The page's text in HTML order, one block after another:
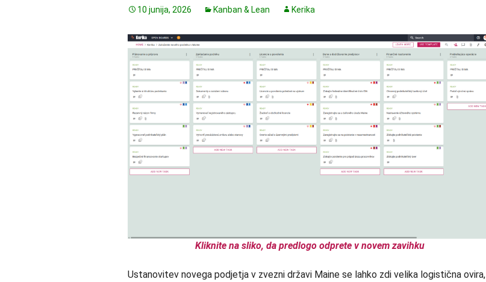
10 junija, 2026 Kanban & Lean Kerika
Kliknite na sliko, da predlogo odprete v novem zavihku
Ustanovitev novega podjetja v zvezni državi Maine se lahko zdi velika logistična ovira,